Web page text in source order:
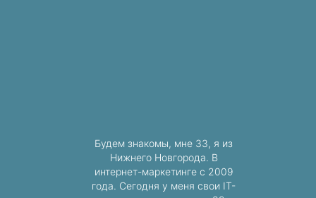
Будем знакомы, мне 33, я из
Нижнего Новгорода. В
интернет-маркетинге с 2009
года. Сегодня у меня свои IT-